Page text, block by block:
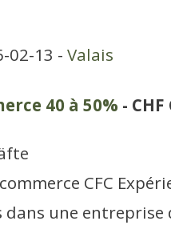
02-13 - Valais
40 à 50% -
CFC
dans une entreprise